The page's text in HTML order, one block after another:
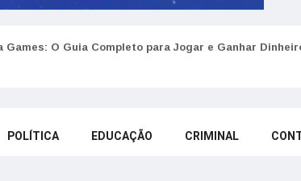
Games: O Guia Completo para Jogar e Ganhar
POLÍTICA EDUCAÇÃO CRIMINAL